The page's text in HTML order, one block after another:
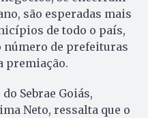
são esperadas mais
de todo o país,
de prefeituras
premiação.
Sebrae Goiás,
Neto, ressalta que o